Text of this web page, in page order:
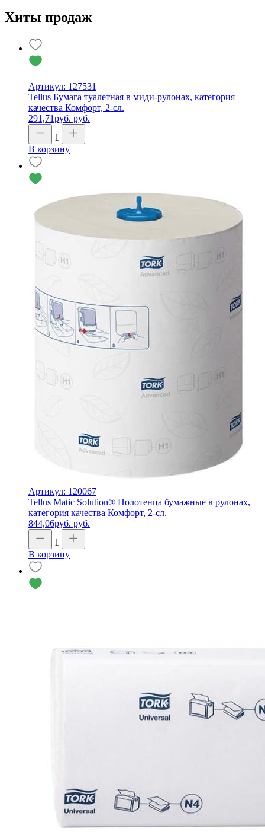
Хиты продаж
Артикул: 127531
Tellus Бумага туалетная в миди-рулонах, категория
качества Комфорт, 2-сл.
291,71руб. руб.
1
В корзину
Артикул: 120067
Tellus Matic Solution® Полотенца бумажные в рулонах,
категория качества Комфорт, 2-сл.
844,06руб. руб.
1
В корзину